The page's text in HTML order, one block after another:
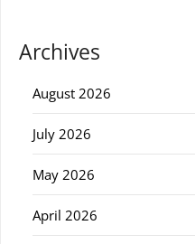
Archives
August 2026
July 2026
May 2026
April 2026